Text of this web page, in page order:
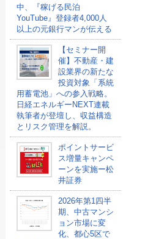
中、『稼げる民泊
YouTube』登録者4,000人
以上の元銀行マンが伝える
【セミナー開
催】不動産・建
設業界の新たな
投資対象「系統
用蓄電池」への参入戦略。
日経エネルギーNEXT連載
執筆者が登壇し、収益構造
とリスク管理を解説。
ポイントサービ
ス増量キャンペ
ーンを実施ー松
井証券
2026年第1四半
期、中古マンシ
ョン市場に変
化、都心5区で